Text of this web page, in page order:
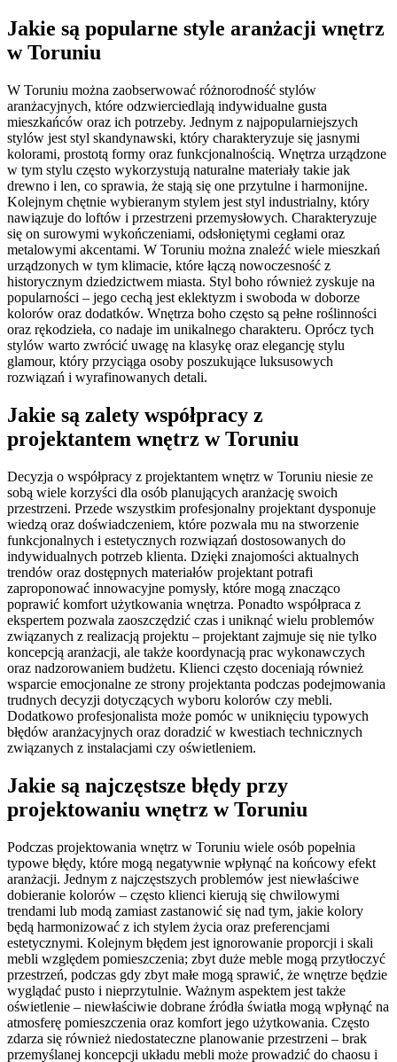
Jakie są popularne style aranżacji wnętrz
w Toruniu
W Toruniu można zaobserwować różnorodność stylów
aranżacyjnych, które odzwierciedlają indywidualne gusta
mieszkańców oraz ich potrzeby. Jednym z najpopularniejszych
stylów jest styl skandynawski, który charakteryzuje się jasnymi
kolorami, prostotą formy oraz funkcjonalnością. Wnętrza urządzone
w tym stylu często wykorzystują naturalne materiały takie jak
drewno i len, co sprawia, że stają się one przytulne i harmonijne.
Kolejnym chętnie wybieranym stylem jest styl industrialny, który
nawiązuje do loftów i przestrzeni przemysłowych. Charakteryzuje
się on surowymi wykończeniami, odsłoniętymi cegłami oraz
metalowymi akcentami. W Toruniu można znaleźć wiele mieszkań
urządzonych w tym klimacie, które łączą nowoczesność z
historycznym dziedzictwem miasta. Styl boho również zyskuje na
popularności – jego cechą jest eklektyzm i swoboda w doborze
kolorów oraz dodatków. Wnętrza boho często są pełne roślinności
oraz rękodzieła, co nadaje im unikalnego charakteru. Oprócz tych
stylów warto zwrócić uwagę na klasykę oraz elegancję stylu
glamour, który przyciąga osoby poszukujące luksusowych
rozwiązań i wyrafinowanych detali.
Jakie są zalety współpracy z
projektantem wnętrz w Toruniu
Decyzja o współpracy z projektantem wnętrz w Toruniu niesie ze
sobą wiele korzyści dla osób planujących aranżację swoich
przestrzeni. Przede wszystkim profesjonalny projektant dysponuje
wiedzą oraz doświadczeniem, które pozwala mu na stworzenie
funkcjonalnych i estetycznych rozwiązań dostosowanych do
indywidualnych potrzeb klienta. Dzięki znajomości aktualnych
trendów oraz dostępnych materiałów projektant potrafi
zaproponować innowacyjne pomysły, które mogą znacząco
poprawić komfort użytkowania wnętrza. Ponadto współpraca z
ekspertem pozwala zaoszczędzić czas i uniknąć wielu problemów
związanych z realizacją projektu – projektant zajmuje się nie tylko
koncepcją aranżacji, ale także koordynacją prac wykonawczych
oraz nadzorowaniem budżetu. Klienci często doceniają również
wsparcie emocjonalne ze strony projektanta podczas podejmowania
trudnych decyzji dotyczących wyboru kolorów czy mebli.
Dodatkowo profesjonalista może pomóc w uniknięciu typowych
błędów aranżacyjnych oraz doradzić w kwestiach technicznych
związanych z instalacjami czy oświetleniem.
Jakie są najczęstsze błędy przy
projektowaniu wnętrz w Toruniu
Podczas projektowania wnętrz w Toruniu wiele osób popełnia
typowe błędy, które mogą negatywnie wpłynąć na końcowy efekt
aranżacji. Jednym z najczęstszych problemów jest niewłaściwe
dobieranie kolorów – często klienci kierują się chwilowymi
trendami lub modą zamiast zastanowić się nad tym, jakie kolory
będą harmonizować z ich stylem życia oraz preferencjami
estetycznymi. Kolejnym błędem jest ignorowanie proporcji i skali
mebli względem pomieszczenia; zbyt duże meble mogą przytłoczyć
przestrzeń, podczas gdy zbyt małe mogą sprawić, że wnętrze będzie
wyglądać pusto i nieprzytulnie. Ważnym aspektem jest także
oświetlenie – niewłaściwie dobrane źródła światła mogą wpłynąć na
atmosferę pomieszczenia oraz komfort jego użytkowania. Często
zdarza się również niedostateczne planowanie przestrzeni – brak
przemyślanej koncepcji układu mebli może prowadzić do chaosu i